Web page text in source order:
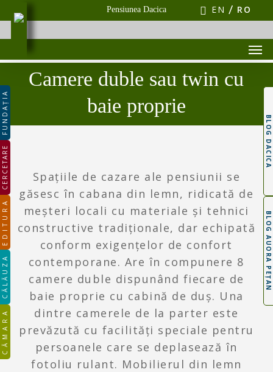
to
main
content
EN RO
Pensiunea Dacica
FUNDAȚIA
CERCETARE
EDITURA
CĂLĂUZA
CĂMARA
BLOG AUORA PEȚAN
BLOG DACICA
Camere duble sau twin cu
baie proprie
Spațiile de cazare ale pensiunii se
găsesc în cabana din lemn, ridicată de
meșteri locali cu materiale și tehnici
constructive tradiționale, dar echipată
conform exigențelor de confort
contemporane. Are în compunere 8
camere duble dispunând fiecare de
baie proprie cu cabină de duș. Una
dintre camerele de la parter este
prevăzută cu facilități speciale pentru
persoanele care se deplasează în
fotoliu rulant. Mobilierul din lemn